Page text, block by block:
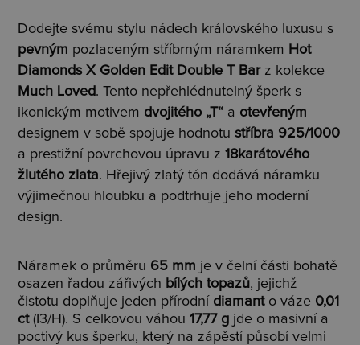
Dodejte svému stylu nádech královského luxusu s
pevným pozlaceným stříbrným náramkem Hot
Diamonds X Golden Edit Double T Barz kolekce
Much Loved. Tento nepřehlédnutelný šperk s
ikonickým motivem dvojitého „T“ a otevřeným
designem v sobě spojuje hodnotustříbra 925/1000
a prestižní povrchovou úpravu z18karátového
žlutého zlata. Hřejivý zlatý tón dodává náramku
výjimečnou hloubku a podtrhuje jeho moderní
design.
Náramek o průměru 65 mm je v čelní části bohatě
osazen řadou zářivých bílých topazů, jejichž
čistotu doplňuje jeden přírodní diamanto váze 0,01
ct(I3/H). S celkovou váhou17,77 g jde o masivní a
poctivý kus šperku, který na zápěstí působí velmi